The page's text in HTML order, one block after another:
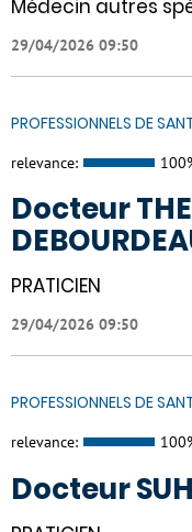
Médecin autres
29/04/2026 09:50
PROFESSIONNELS DE
relevance:
Docteur
PRATICIEN
29/04/2026 09:50
PROFESSIONNELS DE
relevance:
Docteur